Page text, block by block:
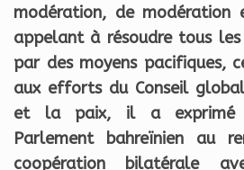
modération, de
appelant à résoudre tous
par des moyens pacifiques,
aux efforts du Conseil
et la paix, il a exprimé
Parlement bahreïnien au
coopération bilatérale